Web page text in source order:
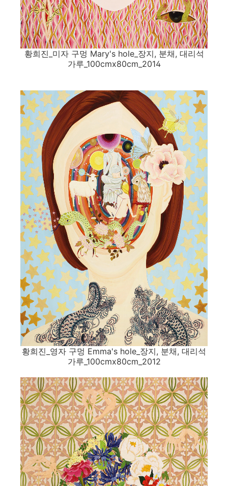
황희진_미자 구멍 Mary's hole_장지, 분채, 대리석
가루_100cmx80cm_2014
황희진_영자 구멍 Emma's hole_장지, 분채, 대리석
가루_100cmx80cm_2012